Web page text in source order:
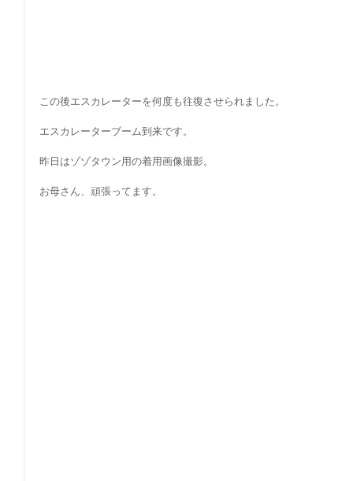
この後エスカレーターを何度も往復させられました。
エスカレーターブーム到来です。
昨日はゾゾタウン用の着用画像撮影。
お母さん、頑張ってます。